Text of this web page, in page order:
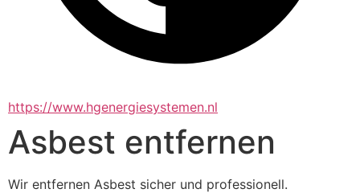
https://www.hgenergiesystemen.nl
Asbest entfernen
Wir entfernen Asbest sicher und professionell.